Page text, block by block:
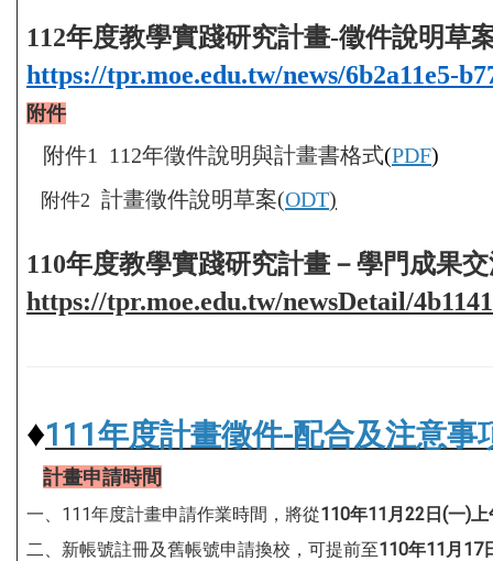
112年度教學實踐研究計畫-徵件說明草
https://tpr.moe.edu.tw/news/6b2a11e5-
附件
附件1 112年徵件說明與計畫書格式(PDF)
附件2 計畫徵件說明草案(ODT)
110年度教學實踐研究計畫－學門成果
https://tpr.moe.edu.tw/newsDetail/
♦111年度計畫徵件-配合及注意事
計畫申請時間
一、111年度計畫申請作業時間，將從110年11月22日(一)
二、新帳號註冊及舊帳號申請換校，可提前至110年11月17